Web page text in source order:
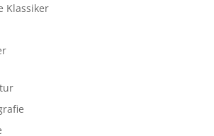
Klassiker